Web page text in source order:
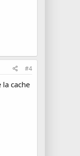
#4
cache